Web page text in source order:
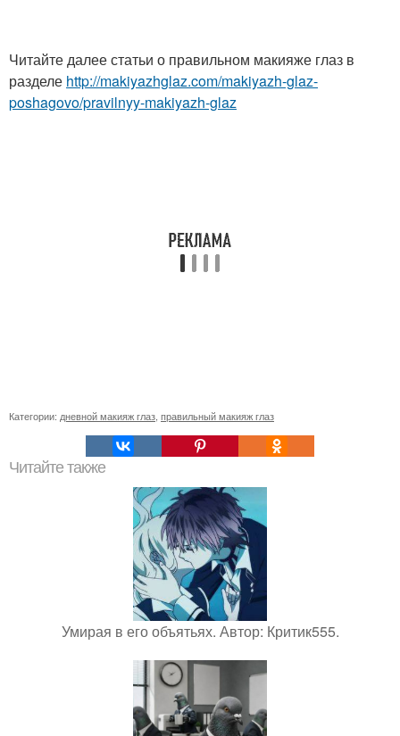
Читайте далее статьи о правильном макияже глаз в
разделе http://makiyazhglaz.com/makiyazh-glaz-
poshagovo/pravilnyy-makiyazh-glaz
Категории: дневной макияж глаз правильный макияж глаз
Читайте также
Умирая в его объятьях. Автор: Критик555.